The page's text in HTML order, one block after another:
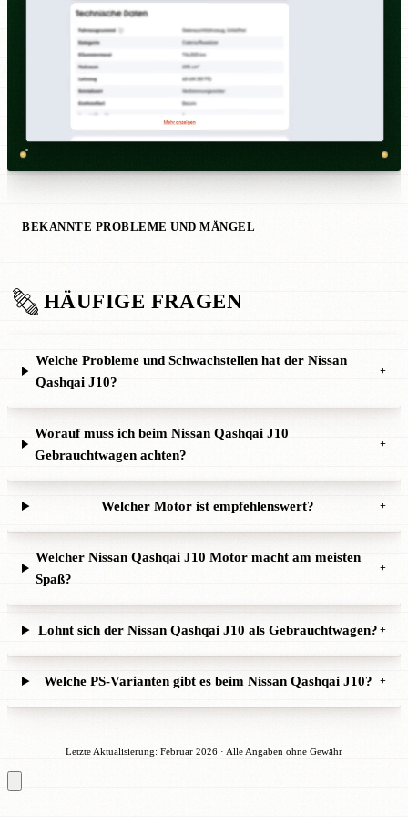
BEKANNTE PROBLEME UND MÄNGEL
HÄUFIGE FRAGEN
Welche Probleme und Schwachstellen hat der Nissan
Qashqai J10?
+
Worauf muss ich beim Nissan Qashqai J10
Gebrauchtwagen achten?
+
Welcher Motor ist empfehlenswert? +
Welcher Nissan Qashqai J10 Motor macht am meisten
Spaß?
+
Lohnt sich der Nissan Qashqai J10 als Gebrauchtwagen? +
Welche PS-Varianten gibt es beim Nissan Qashqai J10? +
Letzte Aktualisierung: Februar 2026 · Alle Angaben ohne Gewähr